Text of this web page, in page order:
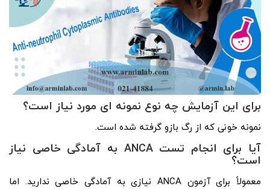
برای این آزمایش چه نوع نمونه ای مورد نیاز است؟
نمونه خونی که از رگ بازو گرفته شده است.
آیا برای انجام تستANCA به آمادگی خاصی نیاز
است؟
معمولاً برای آزمون ANCA نیازی به آمادگی خاصی ندارید. اما